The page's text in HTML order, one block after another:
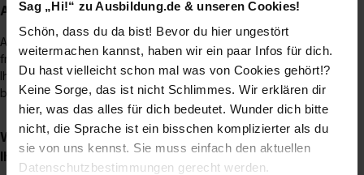
Sag „Hi!“ zu Ausbildung.de & unseren Cookies!
Schön, dass du da bist! Bevor du hier ungestört
weitermachen kannst, haben wir ein paar Infos für dich.
Du hast vielleicht schon mal was von Cookies gehört!?
Keine Sorge, das ist nicht Schlimmes. Wir erklären dir
hier, was das alles für dich bedeutet. Wunder dich bitte
nicht, die Sprache ist ein bisschen komplizierter als du
sie von uns kennst. Sie muss einfach den aktuellen
Datenschutzbestimmungen gerecht werden.
Ausbildungsplatz bewerben?
Ab Mai prüfen wir Bewerbungen. Hier zählt der Spruch: "Je
früher, desto besser".
Ihr dürft euch aber auch gerne bis zum Jahresende
bewerben.
Wie viele Ausbildungsstellen werden jährlich bei
Ihnen ausgeschrieben?